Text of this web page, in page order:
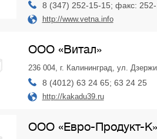
8 (347) 252-15-15; факс:
http://www.vetna.info
ООО «Витал»
236 004, г. Калининград, ул.
8 (4012) 63 24 65; 63 24 25
http://kakadu39.ru
ООО «Евро-Продукт-К»